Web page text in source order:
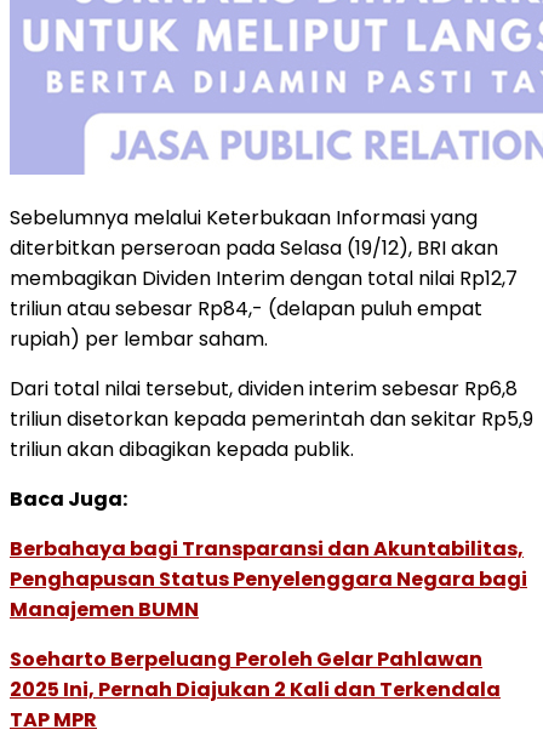
Sebelumnya melalui Keterbukaan Informasi yang
diterbitkan perseroan pada Selasa (19/12), BRI akan
membagikan Dividen Interim dengan total nilai Rp12,7
triliun atau sebesar Rp84,- (delapan puluh empat
rupiah) per lembar saham.
Dari total nilai tersebut, dividen interim sebesar Rp6,8
triliun disetorkan kepada pemerintah dan sekitar Rp5,9
triliun akan dibagikan kepada publik.
Baca Juga:
Berbahaya bagi Transparansi dan Akuntabilitas,
Penghapusan Status Penyelenggara Negara bagi
Manajemen BUMN
Soeharto Berpeluang Peroleh Gelar Pahlawan
2025 Ini, Pernah Diajukan 2 Kali dan Terkendala
TAP MPR